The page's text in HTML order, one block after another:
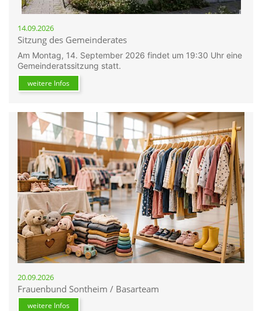
14.09.2026
Sitzung des Gemeinderates
Am Montag, 14. September 2026 findet um 19:30 Uhr eine
Gemeinderatssitzung statt.
weitere Infos
20.09.2026
Frauenbund Sontheim / Basarteam
weitere Infos